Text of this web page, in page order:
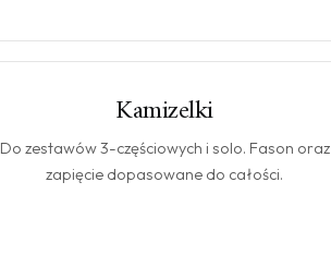
Kamizelki
Do zestawów 3-częściowych i solo. Fason oraz
zapięcie dopasowane do całości.